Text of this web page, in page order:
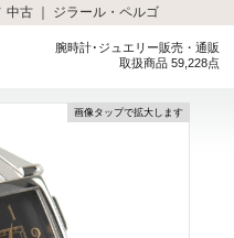
古 ｜ ジラール・ペルゴ
腕時計･ジュエリー販売・通販
取扱商品 59,228点
画像タップで拡大します